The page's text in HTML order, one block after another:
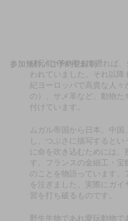
参加無料／ご予約登録制
紀元前1000年まで遡れば
われていました。それ以
紀ヨーロッパで高貴な人
の）、サメ革など、動物
付けています。
ムガル帝国から日本、中
し、つぶさに描写すると
に命を吹き込むためには
す。フランスの金細工・宝
のことを物語っています
を注ぎました。実際にガ
習を打ち破るものです。
野生生物であれ愛玩動物で